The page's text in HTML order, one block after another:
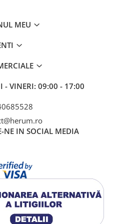
experiență culinară mai plăcută!
MEU
- VINERI: 09:00 - 17:00
NE IN SOCIAL MEDIA